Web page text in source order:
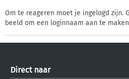
Om te reageren moet je ingelogd zijn.
beeld om een loginnaam aan te
Direct naar